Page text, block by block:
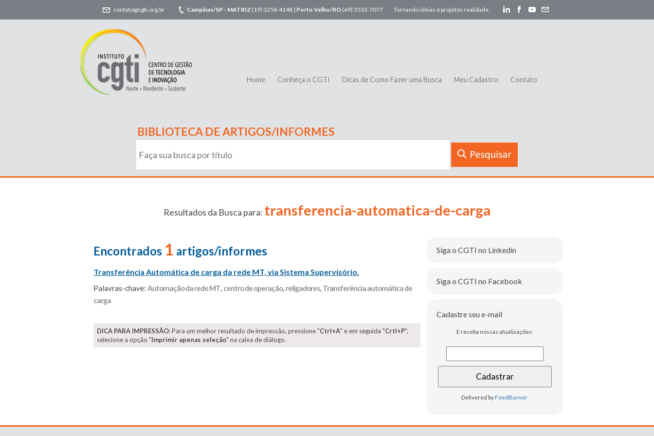
contato@cgti.org.br Campinas/SP - MATRIZ (19) 3258-4148 | Porto Velho/RO (69) 3533-7077 Tornando ideias e projetos realidade.
Home Conheça o CGTI Dicas de Como Fazer uma Busca Meu Cadastro Contato
BIBLIOTECA DE ARTIGOS/INFORMES
Resultados da Busca para: transferencia-automatica-de-carga
Encontrados 1 artigos/informes
Transferência Automática de carga da rede MT, via Sistema Supervisório.
Palavras-chave: Automação da rede MT, centro de operação, religadores, Transferência automática de
carga
DICA PARA IMPRESSÃO: Para um melhor resultado de impressão, pressione "Ctrl+A" e em seguida "Crtl+P",
selecione a opção "Imprimir apenas seleção" na caixa de diálogo.
Siga o CGTI no Linkedin
Siga o CGTI no Facebook
Cadastre seu e-mail
E receba nossas atualizações:
Delivered byFeedBurner